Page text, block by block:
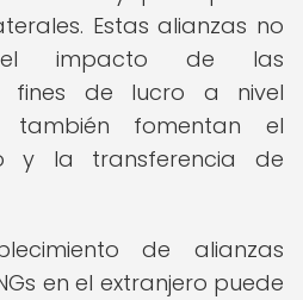
Estas alianzas no
impacto de las
fines de lucro a nivel
fomentan el
y la transferencia de
de alianzas
en el extranjero puede